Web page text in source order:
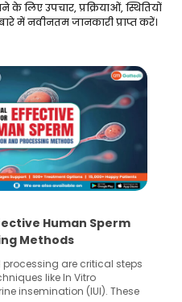
लिए उपचार, प्रक्रियाओं, स्थितियों
में नवीनतम जानकारी प्राप्त करें।
Human Sperm
Methods
are critical steps
like In Vitro
insemination (IUI). These